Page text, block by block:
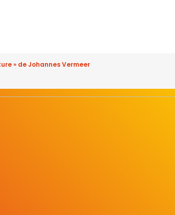
» de Johannes Vermeer